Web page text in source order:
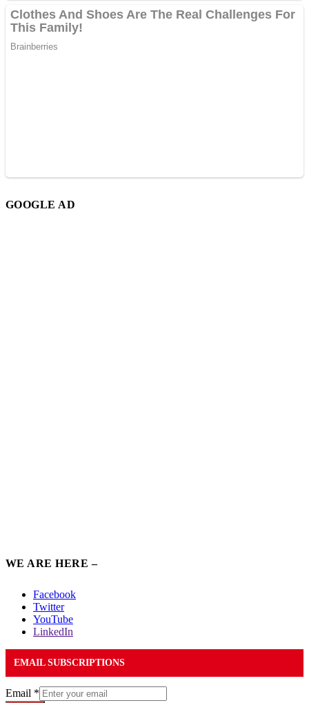
GOOGLE AD
WE ARE HERE –
Facebook
Twitter
YouTube
LinkedIn
EMAIL SUBSCRIPTIONS
Email *